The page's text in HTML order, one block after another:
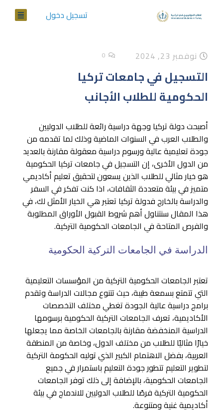
تسجيل دخول
نوفمبر 23, 2024 0
التسجيل في جامعات تركيا
الحكومية للطلاب الأجانب
أصبحت دولة تركيا وجهة دراسية رائعة للطلاب الدوليين
والطلاب العرب في السنوات الماضية وذلك لما تقدمه من
جودة تعليمية عالية ورسوم دراسية معقولة مقارنة بالعديد
من الدول الأخرى، إن التسجيل في جامعات تركيا الحكومية
هو خيار مثالي للطلاب الذين يسعون لتحقيق تعليم أكاديمي
متميز في بيئة متعددة الثقافات، اذا كنت تفكر في السفر
والدراسة بالخارج فدولة تركيا تعتبر هي الخيار الأمثل لك، في
هذا المقال سنتناول أهم شروط القبول الأوراق المطلوبة
والفرص المتاحة في الجامعات الحكومية التركية.
الدراسة في الجامعات التركية الحكومية
تعتبر الجامعات الحكومية التركية من المؤسسات التعليمية
التي تتمتع بسمعة طيبة، حيث تتنوع مجالات الدراسة وتقدم
برامج دراسية عالية الجودة تغطي مختلف التخصصات
الأكاديمية، تعرف الجامعات التركية الحكومية برسومها
الدراسية المنخفضة مقارنة بالجامعات الخاصة مما يجعلها
خيارًا مثاليًا للطلاب من مختلف الدول، وخاصة من المنطقة
العربية، بفضل الاهتمام الكبير الذي توليه الحكومة التركية
لتطوير التعليم تتطور جودة التعليم باستمرار في جميع
الجامعات الحكومية، بالإضافة إلى ذلك توفر الجامعات
الحكومية التركية فرصًا للطلاب الدوليين للاندماج في بيئة
أكاديمية غنية ومتنوعة.